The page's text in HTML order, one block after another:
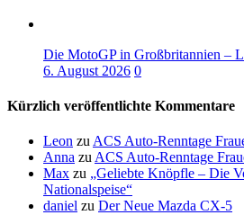
Die MotoGP in Großbritannien –
6. August 2026 0
Kürzlich veröffentlichte Kommentare
Leon zuACS Auto-Renntage
Anna zuACS Auto-Renntage
Max zu „Geliebte Knöpfle – Die
Nationalspeise“
daniel zu Der Neue Mazda CX-5